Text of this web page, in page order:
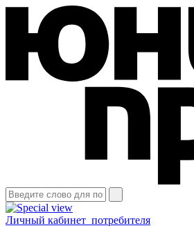
Личный кабинет потребителя